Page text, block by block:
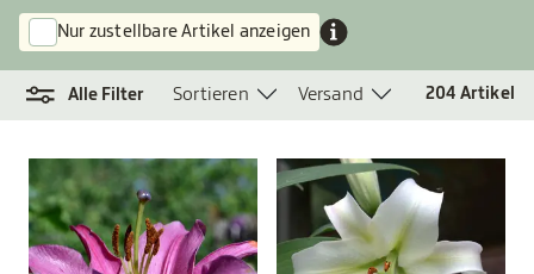
Nur zustellbare Artikel anzeigen
Alle Filter Sortieren Versand 204 Artikel